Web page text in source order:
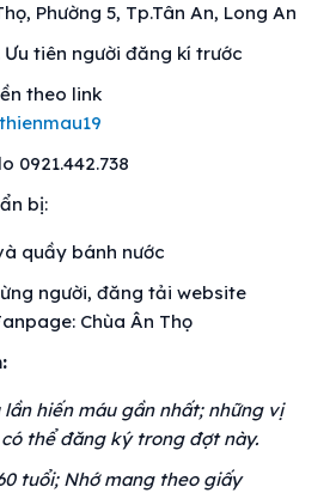
Phường 5, Tp.Tân An, Long An
Ưu tiên người đăng kí trước
theo link
bị:
quầy bánh nước
người, đăng tải website
Chùa Ân Thọ
hiến máu gần nhất; những vị
thể đăng ký trong đợt này.
tuổi; Nhớ mang theo giấy